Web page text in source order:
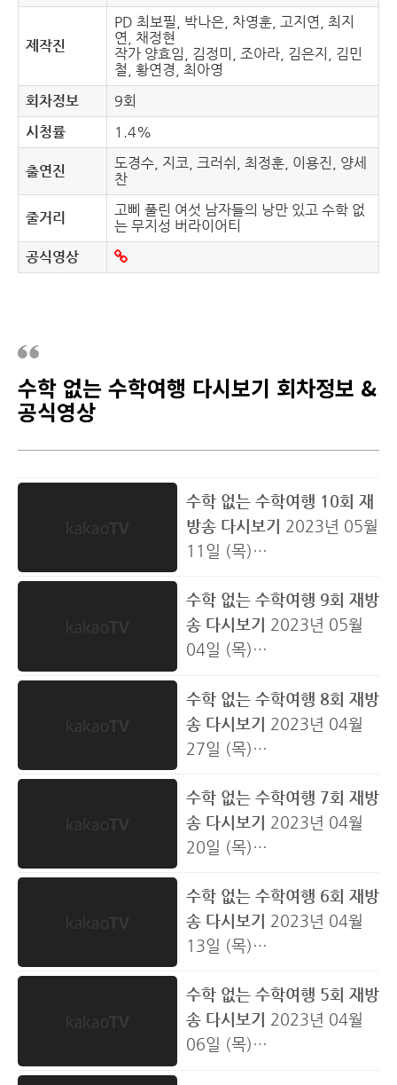
제작진
PD 최보필, 박나은, 차영훈, 고지연, 최지
연, 채정현
작가 양효임, 김정미, 조아라, 김은지, 김민
철, 황연경, 최아영
회차정보
9회
시청률
1.4%
출연진
도경수, 지코, 크러쉬, 최정훈, 이용진, 양세
찬
줄거리
고삐 풀린 여섯 남자들의 낭만 있고 수학 없
는 무지성 버라이어티
공식영상
수학 없는 수학여행 다시보기 회차정보 &
공식영상
수학 없는 수학여행 10회 재
방송 다시보기
2023년 05월
11일 (목)
이야기 헤어지고 싶지 않은
여섯 남자들의 잊지 못할 수
학여행, 마지막 이야기 ‘강원
날 속초 시내에서 게릴라 ‘팬
사인회’/P/E/N 그런데 알아
보는 사람이 없다 “이름이 뭐
말문 막힌 디오부터 “뭐라고
잔바리라고” 자비 없는 인지
도 굴욕에 좌절한 최정훈까
아남은 최후의 승자는 누구
일지 시작은 재미, 끝은 과몰
입 온몸 내던지는 멤버들의
피 구멍은 디오, 지코인 줄 알
았는데 심상치 않은 최정훈
의 등장이라 신들린 ‘헤딩 기
수학 없는 수학여행 9회 재방
송 다시보기
2023년 05월
04일 (목)
자들의 뜨거운 결투 인정사
정없는 여섯 남자들의 더 독
해진 수학여행, 아홉 번째 이
게’를 건 고요 속의 외침 군침
싸-악 도는 비주얼에 승부욕
발동한 멤버들 “안 돼 이건 안
미치고 팔짝 뛰는 대환장 티
키타카 역대급 비방용 멘트
난무한 현장 대공개 일출의
출 벌칙자 투표 전 마/지/막/
승/부 “쟤 이상한 눈 또 나왔
다” ‘맑은 눈의 광인’ 모드 장
수학 없는 수학여행 8회 재방
송 다시보기
2023년 04월
27일 (목)
행 국내 편 시작 다시 만난 여
섯 남자들의 끝나지 않은 수
학여행, 여덟 번째 이야기 강
국내 편 ↖시작↗ 일본 수학
여행에서 못 했던 일정을 국
내에서 완수해라 그중 첫 번
일출보기 재소환 이번엔 3:3
팀전으로 매운맛 200% “최
악 악 중의 악 얘랑은 팀 진짜
수학 없는 수학여행 7회 재방
송 다시보기
2023년 04월
20일 (목)
대공개 남다른 여섯 남자들
의 리얼한 수학여행, 일곱 번
째 이야기 수수행 공식 ‘먹잘
개 섬세하지만 거침없는 칼
질은 기본 방황하는 멤버들
을 진두지휘하는 카리스마까
수학 없는 수학여행 6회 재방
송 다시보기
2023년 04월
13일 (목)
멤버들 한 치 앞도 예측할 수
없는 여섯 남자들의 스릴 넘
치는 수학여행, 여섯 번째 이
수학 없는 수학여행 5회 재방
송 다시보기
2023년 04월
06일 (목)